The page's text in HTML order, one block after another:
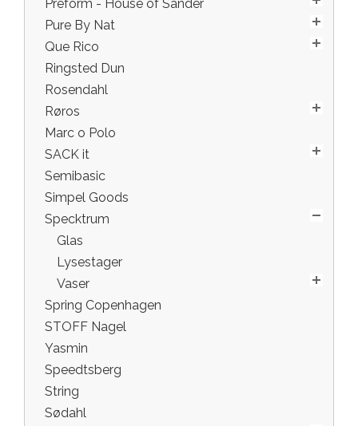
Preform - House of Sander
Pure By Nat
Que Rico
Ringsted Dun
Rosendahl
Røros
Marc o Polo
SACK it
Semibasic
Simpel Goods
Specktrum
Glas
Lysestager
Vaser
Spring Copenhagen
STOFF Nagel
Yasmin
Speedtsberg
String
Sødahl